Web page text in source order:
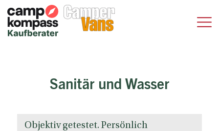
Sanitär und Wasser
Objektiv getestet. Persönlich